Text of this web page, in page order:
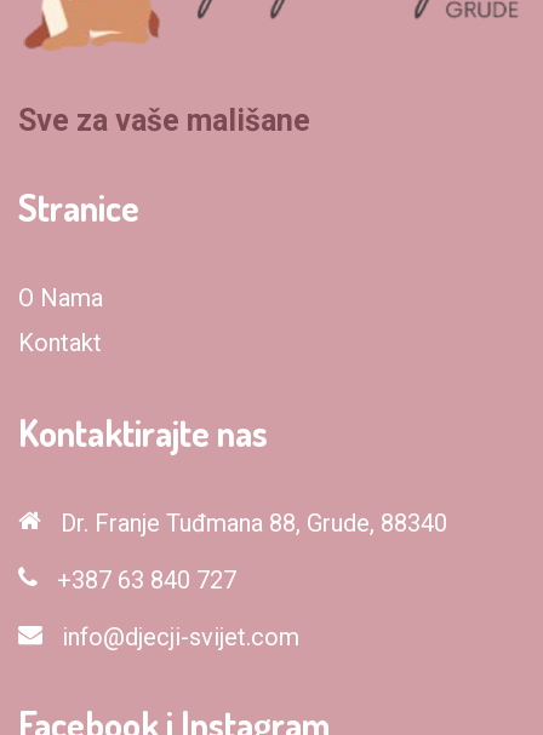
Sve za vaše mališane
Stranice
O Nama
Kontakt
Kontaktirajte nas
Dr. Franje Tuđmana 88, Grude, 88340
+387 63 840 727
info@djecji-svijet.com
Facebook i Instagram